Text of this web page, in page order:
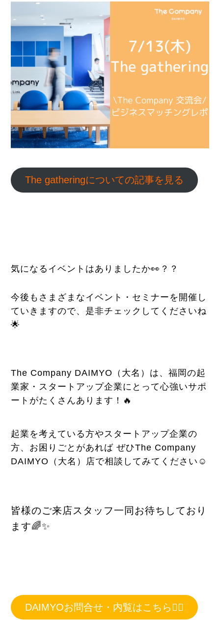
The gatheringについての記事を見る
気になるイベントはありましたか👀？？
今後もさまざまなイベント・セミナーを開催し
ていきますので、是非チェックしてくださいね
🌟
The Company DAIMYO（大名）は、福岡の起
業家・スタートアップ企業にとって心強いサポ
ートがたくさんあります！🔥
起業を考えている方やスタートアップ企業の
方、お困りごとがあれば ぜひThe Company
DAIMYO（大名）店で相談してみてください☺️
皆様のご来店スタッフ一同お待ちしており
ます🌈✨
DAIMYOお問合せ・内覧はこちら💁‍♀️